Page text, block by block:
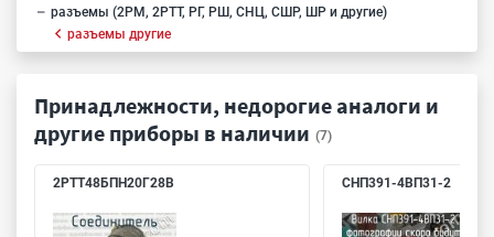
разъемы (2РМ, 2РТТ, РГ, РШ, СНЦ, СШР, ШР и другие)
разъемы другие
Принадлежности, недорогие аналоги и
другие приборы в наличии (7)
2РТТ48БПН20Г28В СНП391-4ВП31-2